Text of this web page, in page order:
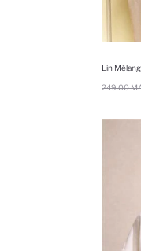
Lin
249.00